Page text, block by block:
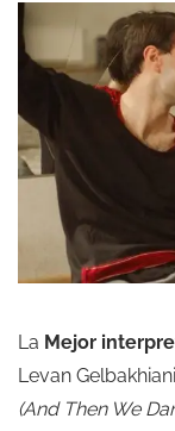
La Mejor
Levan
(And Then We